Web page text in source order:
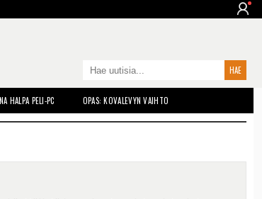
HALPA PELI-PC OPAS: KOVALEVYN VAIHTO